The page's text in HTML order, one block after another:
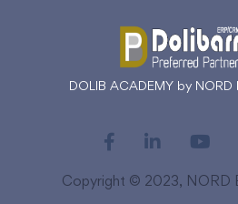
DOLIB ACADEMY by NORD
Copyright © 2023, NORD